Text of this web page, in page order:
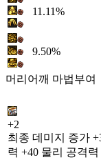
11.11%
9.50%
머리어깨 마법부여
+2
최종 데미지 증가
력 +40 물리 공격